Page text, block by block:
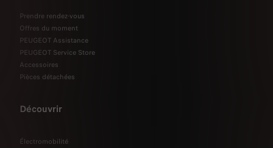
Prendre rendez-vous
Offres du moment
PEUGEOT Assistance
PEUGEOT Service Store
Accessoires
Pièces détachées
Découvrir
Électromobilité